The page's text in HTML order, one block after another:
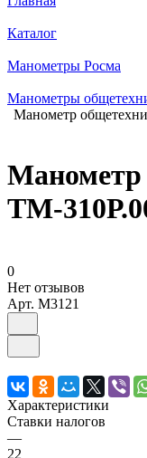
Каталог
Манометры Росма
Манометры
Манометр
Манометр
ТМ-
0
Нет отзывов
Арт. M3121
Характеристики
Ставки налогов
—
22